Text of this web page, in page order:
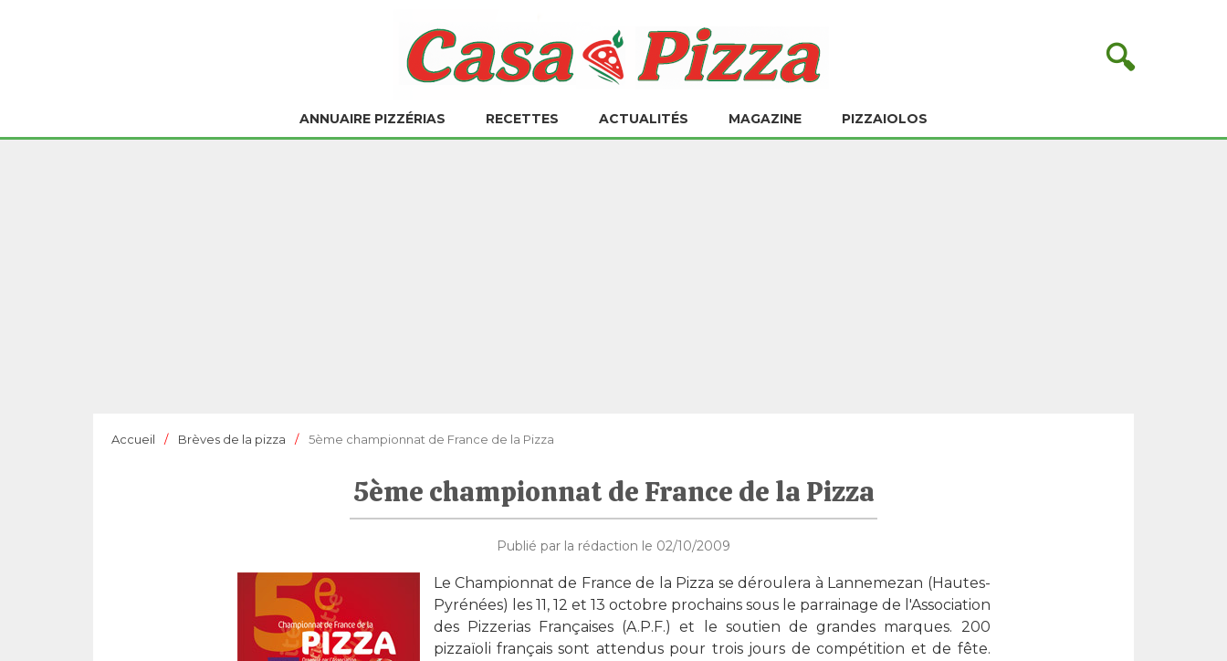
🔍
ANNUAIRE PIZZÉRIAS RECETTES ACTUALITÉS MAGAZINE PIZZAIOLOS
Accueil Brèves de la pizza 5ème championnat de France de la Pizza
5ème championnat de France de la Pizza
Publié par la rédaction le 02/10/2009
Le Championnat de France de la Pizza se déroulera à Lannemezan (Hautes-
Pyrénées) les 11, 12 et 13 octobre prochains sous le parrainage de l'Association
des Pizzerias Françaises (A.P.F.) et le soutien de grandes marques. 200
pizzaïoli français sont attendus pour trois jours de compétition et de fête.